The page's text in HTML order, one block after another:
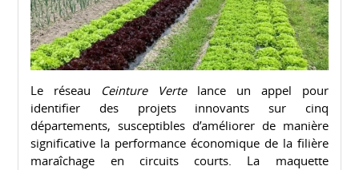
Le réseau Ceinture Vertelance un appel pour
identifier des projets innovants sur cinq
départements, susceptibles d’améliorer de manière
significative la performance économique de la filière
maraîchage en circuits courts. La maquette